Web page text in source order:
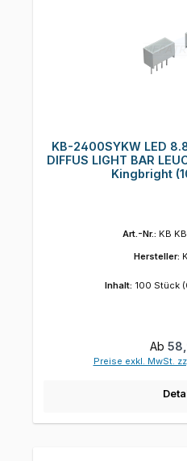
KB-2400SYKW LED
DIFFUS LIGHT BAR
Kingbright
Art.-Nr.: KB
Hersteller:
Inhalt: 100 Stück
Ab
Preise exkl. MwSt.